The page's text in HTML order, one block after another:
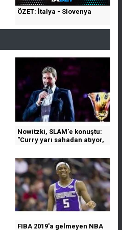
ÖZET: İtalya - Slovenya
Nowitzki, SLAM'e konuştu:
"Curry yarı sahadan atıyor,
FIBA 2019'a gelmeyen NBA